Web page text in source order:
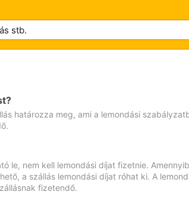
határozza meg, ami a lemondási
le, nem kell lemondási díjat fizetnie.
a szállás lemondási díjat róhat ki. A
fizetendő.